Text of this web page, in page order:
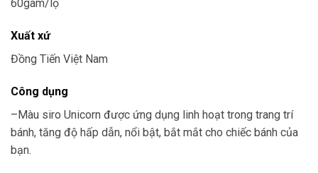
60gam/lọ
Xuất xứ
Đồng Tiến Việt Nam
Công dụng
–Màu siro Unicorn được ứng dụng linh hoạt trong trang trí
bánh, tăng độ hấp dẫn, nổi bật, bắt mắt cho chiếc bánh của
bạn.